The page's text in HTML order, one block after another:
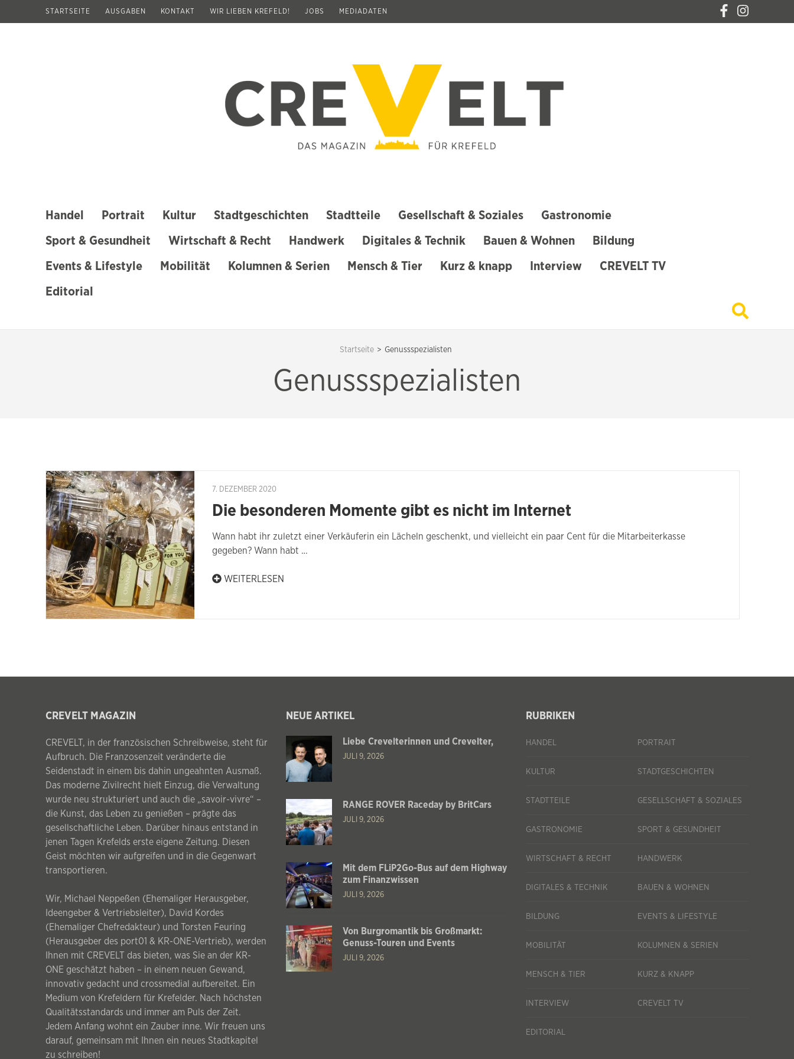
STARTSEITE AUSGABEN KONTAKT WIR LIEBEN KREFELD! JOBS MEDIADATEN
Handel Portrait Kultur Stadtgeschichten Stadtteile Gesellschaft & Soziales Gastronomie
Sport & Gesundheit Wirtschaft & Recht Handwerk Digitales & Technik Bauen & Wohnen Bildung
Events & Lifestyle Mobilität Kolumnen & Serien Mensch & Tier Kurz & knapp Interview CREVELT TV
Editorial
Startseite > Genussspezialisten
Genussspezialisten
7. DEZEMBER 2020
Die besonderen Momente gibt es nicht im Internet
Wann habt ihr zuletzt einer Verkäuferin ein Lächeln geschenkt, und vielleicht ein paar Cent für die Mitarbeiterkasse
gegeben? Wann habt …
WEITERLESEN
CREVELT MAGAZIN
CREVELT, in der französischen Schreibweise, steht für
Aufbruch. Die Franzosenzeit veränderte die
Seidenstadt in einem bis dahin ungeahnten Ausmaß.
Das moderne Zivilrecht hielt Einzug, die Verwaltung
wurde neu strukturiert und auch die „savoir-vivre“ –
die Kunst, das Leben zu genießen – prägte das
gesellschaftliche Leben. Darüber hinaus entstand in
jenen Tagen Krefelds erste eigene Zeitung. Diesen
Geist möchten wir aufgreifen und in die Gegenwart
transportieren.
Wir, Michael Neppeßen (Ehemaliger Herausgeber,
Ideengeber & Vertriebsleiter), David Kordes
(Ehemaliger Chefredakteur) und Torsten Feuring
(Herausgeber des port01 & KR-ONE-Vertrieb), werden
Ihnen mit CREVELT das bieten, was Sie an der KR-
ONE geschätzt haben – in einem neuen Gewand,
innovativ gedacht und crossmedial aufbereitet. Ein
Medium von Krefeldern für Krefelder. Nach höchsten
Qualitätsstandards und immer am Puls der Zeit.
Jedem Anfang wohnt ein Zauber inne. Wir freuen uns
darauf, gemeinsam mit Ihnen ein neues Stadtkapitel
zu schreiben!
NEUE ARTIKEL
Liebe Crevelterinnen und Crevelter,
JULI 9, 2026
RANGE ROVER Raceday by BritCars
JULI 9, 2026
Mit dem FLiP2Go-Bus auf dem Highway
zum Finanzwissen
JULI 9, 2026
Von Burgromantik bis Großmarkt:
Genuss-Touren und Events
JULI 9, 2026
RUBRIKEN
HANDEL PORTRAIT
KULTUR STADTGESCHICHTEN
STADTTEILE GESELLSCHAFT & SOZIALES
GASTRONOMIE SPORT & GESUNDHEIT
WIRTSCHAFT & RECHT HANDWERK
DIGITALES & TECHNIK BAUEN & WOHNEN
BILDUNG EVENTS & LIFESTYLE
MOBILITÄT KOLUMNEN & SERIEN
MENSCH & TIER KURZ & KNAPP
INTERVIEW CREVELT TV
EDITORIAL